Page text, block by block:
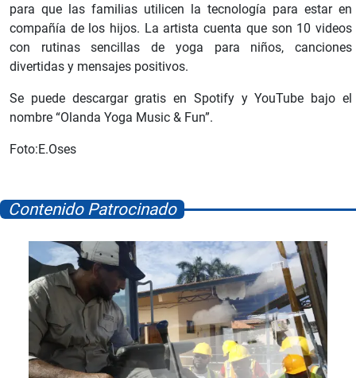
para que las familias utilicen la tecnología para estar en
compañía de los hijos. La artista cuenta que son 10 videos
con rutinas sencillas de yoga para niños, canciones
divertidas y mensajes positivos.
Se puede descargar gratis en Spotify y YouTube bajo el
nombre “Olanda Yoga Music & Fun”.
Foto:E.Oses
Contenido Patrocinado